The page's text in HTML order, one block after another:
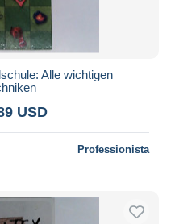
Alle wichtigen
USD
Professionista